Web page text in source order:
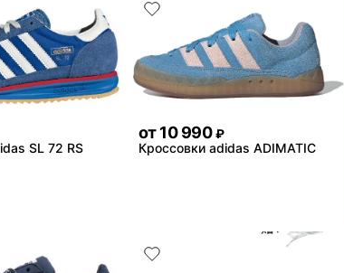
SL 72 RS
от10 990 ₽
Кроссовки adidas ADIMATIC